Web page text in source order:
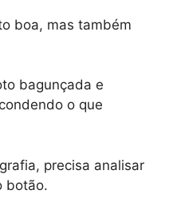
boa, mas também
bagunçada e
o que
precisa analisar
botão.